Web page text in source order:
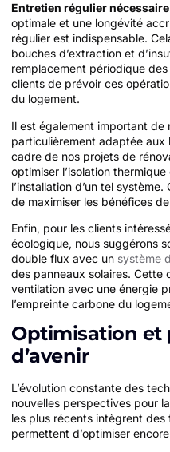
Entretien régulier nécessaire
optimale et une longévité
régulier est indispensable.
bouches d’extraction et
remplacement périodique
clients de prévoir ces
du logement.
Il est également important
particulièrement adaptée aux
cadre de nos projets de
optimiser l’isolation
l’installation d’un tel
de maximiser les bénéfices
Enfin, pour les clients
écologique, nous suggérons
double flux avec un système
des panneaux solaires. Cette
ventilation avec une énergie
l’empreinte carbone du
Optimisation et
d’avenir
L’évolution constante des
nouvelles perspectives pour
les plus récents intègrent
permettent d’optimiser